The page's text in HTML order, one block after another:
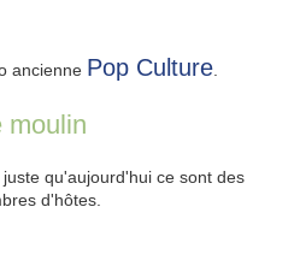
ancienne Pop Culture.
moulin
qu'aujourd'hui ce sont des
d'hôtes.